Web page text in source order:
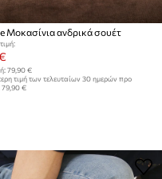
Μοκασίνια ανδρικά σουέτ
79,90 €
τιμή των τελευταίων 30 ημερών προ
79,90 €